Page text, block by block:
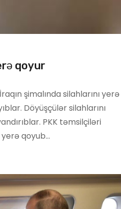
qoyur
şimalında silahlarını yerə
Döyüşçülər silahlarını
PKK təmsilçiləri
yerə qoyub…